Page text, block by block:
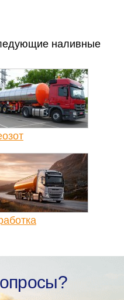
наливные